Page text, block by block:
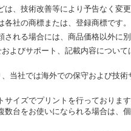
、技術改善等により予告なく変更
社の商標または、登録商標です。
れる場合には、商品価格以外に別
よびサポート、記載内容につい
当社では海外での保守および技
イズでプリントを行っておりま
台をお使いになられる場合は、